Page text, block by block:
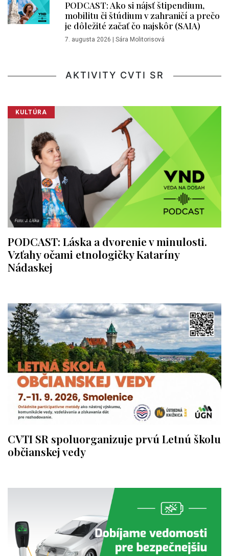
PODCAST: Ako si nájsť štipendium,
mobilitu či štúdium v zahraničí a prečo
je dôležité začať čo najskôr (SAIA)
7. augusta 2026 Sára Molitorisová
AKTIVITY CVTI SR
KULTÚRA
PODCAST: Láska a dvorenie v minulosti.
Vzťahy očami etnologičky Kataríny
Nádaskej
CVTI SR spoluorganizuje prvú Letnú školu
občianskej vedy